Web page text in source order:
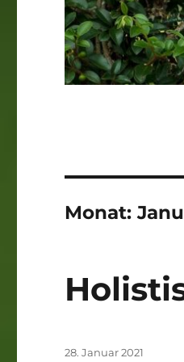
Monat:
Veröffentlicht
28. Januar 2021